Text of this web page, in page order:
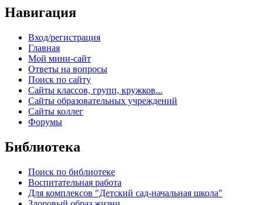
Навигация
Вход/регистрация
Главная
Мой мини-сайт
Ответы на вопросы
Поиск по сайту
Сайты классов, групп, кружков...
Сайты образовательных учреждений
Сайты коллег
Форумы
Библиотека
Поиск по библиотеке
Воспитательная работа
Для комплексов "Детский сад-начальная школа"